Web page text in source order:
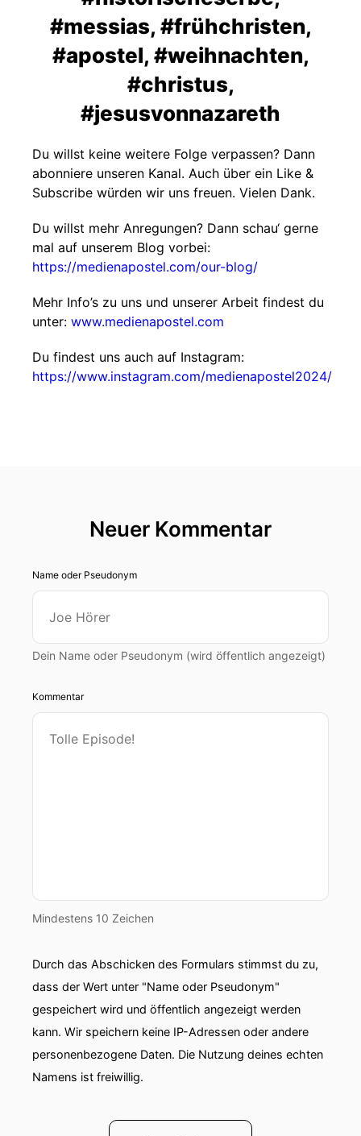
#messias, #frühchristen,
#apostel, #weihnachten,
#christus,
#jesusvonnazareth
Du willst keine weitere Folge verpassen? Dann
abonniere unseren Kanal. Auch über ein Like &
Subscribe würden wir uns freuen. Vielen Dank.
Du willst mehr Anregungen? Dann schau‘ gerne
mal auf unserem Blog vorbei:
https://medienapostel.com/our-blog/
Mehr Info’s zu uns und unserer Arbeit findest du
unter: www.medienapostel.com
Du findest uns auch auf Instagram:
https://www.instagram.com/medienapostel2024/
Neuer Kommentar
Name oder Pseudonym
Dein Name oder Pseudonym (wird öffentlich angezeigt)
Kommentar
Mindestens 10 Zeichen
Durch das Abschicken des Formulars stimmst du zu,
dass der Wert unter "Name oder Pseudonym"
gespeichert wird und öffentlich angezeigt werden
kann. Wir speichern keine IP-Adressen oder andere
personenbezogene Daten. Die Nutzung deines echten
Namens ist freiwillig.